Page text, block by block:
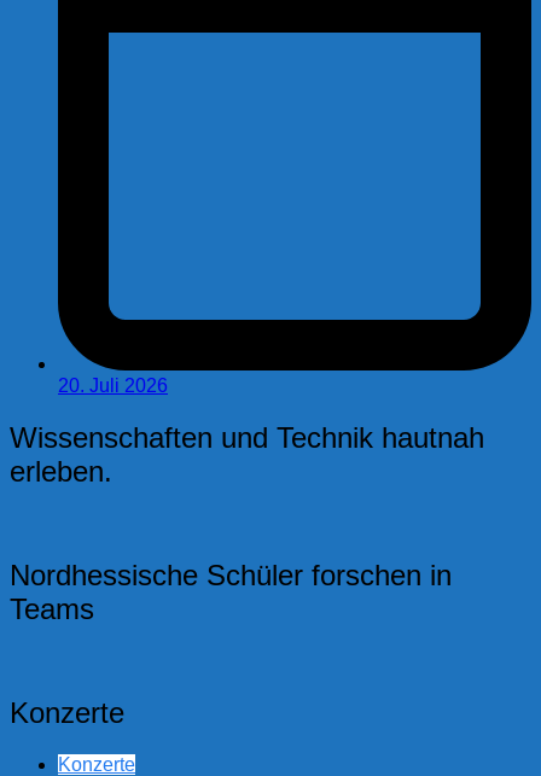
20. Juli 2026
Wissenschaften und Technik hautnah
erleben.
Nordhessische Schüler forschen in
Teams
Konzerte
Konzerte